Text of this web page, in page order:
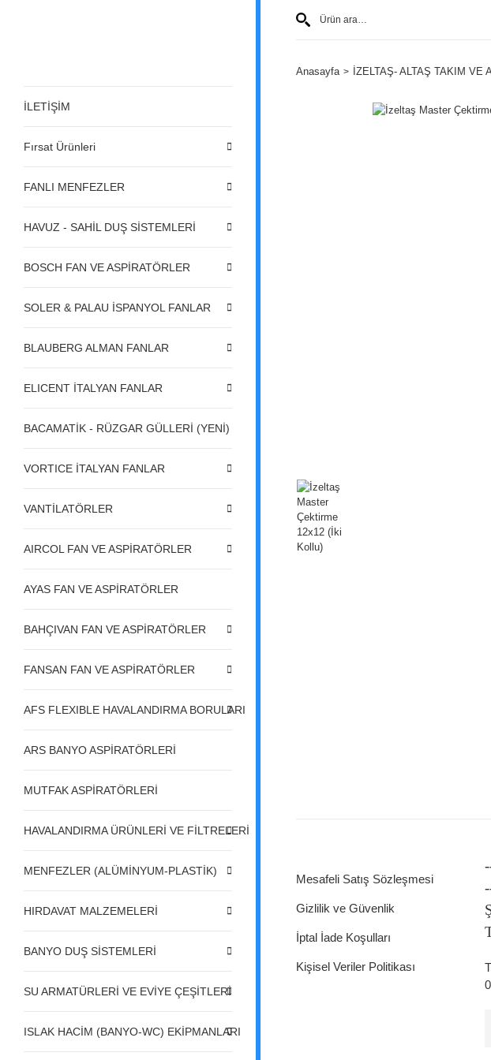
İLETİŞİM
Fırsat Ürünleri
FANLI MENFEZLER
HAVUZ - SAHİL DUŞ SİSTEMLERİ
BOSCH FAN VE ASPİRATÖRLER
SOLER & PALAU İSPANYOL FANLAR
BLAUBERG ALMAN FANLAR
ELICENT İTALYAN FANLAR
BACAMATİK - RÜZGAR GÜLLERİ (YENİ)
VORTICE İTALYAN FANLAR
VANTİLATÖRLER
AIRCOL FAN VE ASPİRATÖRLER
AYAS FAN VE ASPİRATÖRLER
BAHÇIVAN FAN VE ASPİRATÖRLER
FANSAN FAN VE ASPİRATÖRLER
AFS FLEXIBLE HAVALANDIRMA BORULARI
ARS BANYO ASPİRATÖRLERİ
MUTFAK ASPİRATÖRLERİ
HAVALANDIRMA ÜRÜNLERİ VE FİLTRELERİ
MENFEZLER (ALÜMİNYUM-PLASTİK)
HIRDAVAT MALZEMELERİ
BANYO DUŞ SİSTEMLERİ
SU ARMATÜRLERİ VE EVİYE ÇEŞİTLERİ
ISLAK HACİM (BANYO-WC) EKİPMANLARI
Anasayfa İZELTAŞ- ALTAŞ TAKIM VE
Mesafeli Satış Sözleşmesi
Gizlilik ve Güvenlik
İptal İade Koşulları
Kişisel Veriler Politikası